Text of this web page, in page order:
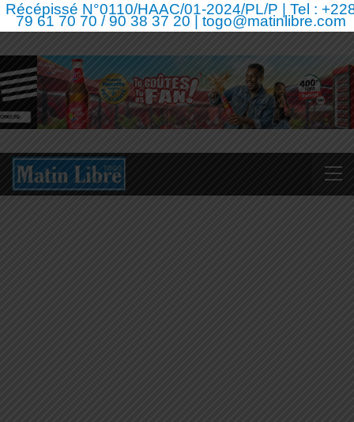
Récépissé N°0110/HAAC/01-2024/PL/P | Tel :
79 61 70 70 / 90 38 37 20 | togo@matinlibre.com